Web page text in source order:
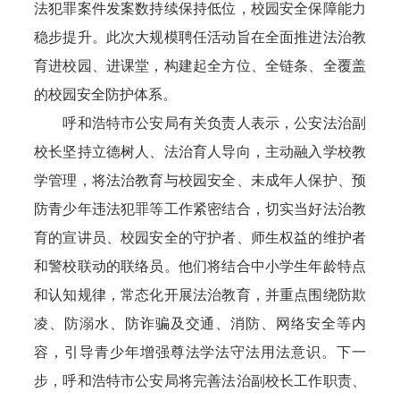
法犯罪案件发案数持续保持低位，校园安全保障能力
稳步提升。此次大规模聘任活动旨在全面推进法治教
育进校园、进课堂，构建起全方位、全链条、全覆盖
的校园安全防护体系。
呼和浩特市公安局有关负责人表示，公安法治副
校长坚持立德树人、法治育人导向，主动融入学校教
学管理，将法治教育与校园安全、未成年人保护、预
防青少年违法犯罪等工作紧密结合，切实当好法治教
育的宣讲员、校园安全的守护者、师生权益的维护者
和警校联动的联络员。他们将结合中小学生年龄特点
和认知规律，常态化开展法治教育，并重点围绕防欺
凌、防溺水、防诈骗及交通、消防、网络安全等内
容，引导青少年增强尊法学法守法用法意识。下一
步，呼和浩特市公安局将完善法治副校长工作职责、